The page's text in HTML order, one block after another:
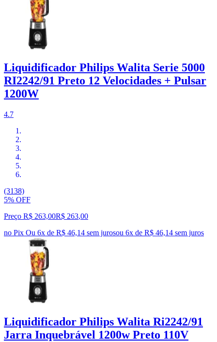
Liquidificador Philips Walita Serie 5000
RI2242/91 Preto 12 Velocidades + Pulsar
1200W
4.7
(3138)
5% OFF
Preço R$ 263,00R$ 263,00
no Pix Ou 6x de R$ 46,14 sem jurosou 6x de R$ 46,14 sem juros
Liquidificador Philips Walita Ri2242/91
Jarra Inquebrável 1200w Preto 110V